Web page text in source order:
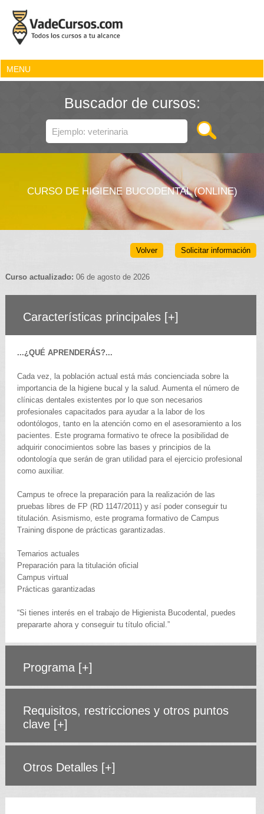
MENU
Buscador de cursos:
CURSO DE HIGIENE BUCODENTAL (ONLINE)
Solicitar información
Volver
Curso actualizado: 06 de agosto de 2026
Características principales [+]
...¿QUÉ APRENDERÁS?...
Cada vez, la población actual está más concienciada sobre la
importancia de la higiene bucal y la salud. Aumenta el número de
clínicas dentales existentes por lo que son necesarios
profesionales capacitados para ayudar a la labor de los
odontólogos, tanto en la atención como en el asesoramiento a los
pacientes. Este programa formativo te ofrece la posibilidad de
adquirir conocimientos sobre las bases y principios de la
odontología que serán de gran utilidad para el ejercicio profesional
como auxiliar.
Campus te ofrece la preparación para la realización de las
pruebas libres de FP (RD 1147/2011) y así poder conseguir tu
titulación. Asismismo, este programa formativo de Campus
Training dispone de prácticas garantizadas.
Temarios actuales
Preparación para la titulación oficial
Campus virtual
Prácticas garantizadas
“Si tienes interés en el trabajo de Higienista Bucodental, puedes
prepararte ahora y conseguir tu título oficial.”
Programa [+]
Requisitos, restricciones y otros puntos
clave [+]
Otros Detalles [+]